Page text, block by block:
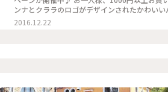
ンナとクララのロゴがデザインされたかわいいバッグ。 数に限りがあるそうなので、気になる方は
2016.12.22